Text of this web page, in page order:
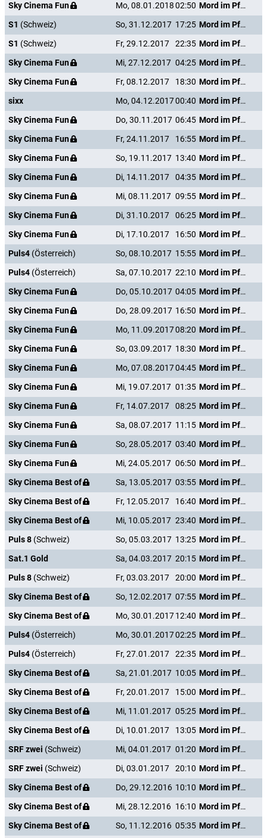
Sky Cinema Fun
Mo, 08.01.201802:50
Mord im Pfarrhaus
S1 (Schweiz) So, 31.12.2017 17:25
Mord im Pfarrhaus
S1 (Schweiz) Fr, 29.12.2017 22:35
Mord im Pfarrhaus
Sky Cinema Fun
Mi, 27.12.2017 04:25
Mord im Pfarrhaus
Sky Cinema Fun
Fr, 08.12.2017 18:30
Mord im Pfarrhaus
sixx
Mo, 04.12.201700:40
Mord im Pfarrhaus
Sky Cinema Fun
Do, 30.11.2017 06:45
Mord im Pfarrhaus
Sky Cinema Fun
Fr, 24.11.2017 16:55
Mord im Pfarrhaus
Sky Cinema Fun
So, 19.11.2017 13:40
Mord im Pfarrhaus
Sky Cinema Fun
Di, 14.11.2017 04:35
Mord im Pfarrhaus
Sky Cinema Fun
Mi, 08.11.2017 09:55
Mord im Pfarrhaus
Sky Cinema Fun
Di, 31.10.2017 06:25
Mord im Pfarrhaus
Sky Cinema Fun
Di, 17.10.2017 16:50
Mord im Pfarrhaus
Puls4 (Österreich) So, 08.10.2017 15:55
Mord im Pfarrhaus
Puls4 (Österreich) Sa, 07.10.2017 22:10
Mord im Pfarrhaus
Sky Cinema Fun
Do, 05.10.2017 04:05
Mord im Pfarrhaus
Sky Cinema Fun
Do, 28.09.2017 16:50
Mord im Pfarrhaus
Sky Cinema Fun
Mo, 11.09.201708:20
Mord im Pfarrhaus
Sky Cinema Fun
So, 03.09.2017 18:30
Mord im Pfarrhaus
Sky Cinema Fun
Mo, 07.08.201704:45
Mord im Pfarrhaus
Sky Cinema Fun
Mi, 19.07.2017 01:35
Mord im Pfarrhaus
Sky Cinema Fun
Fr, 14.07.2017 08:25
Mord im Pfarrhaus
Sky Cinema Fun
Sa, 08.07.2017 11:15
Mord im Pfarrhaus
Sky Cinema Fun
So, 28.05.2017 03:40
Mord im Pfarrhaus
Sky Cinema Fun
Mi, 24.05.2017 06:50
Mord im Pfarrhaus
Sky Cinema Best of
Sa, 13.05.2017 03:55
Mord im Pfarrhaus
Sky Cinema Best of
Fr, 12.05.2017 16:40
Mord im Pfarrhaus
Sky Cinema Best of
Mi, 10.05.2017 23:40
Mord im Pfarrhaus
Puls 8 (Schweiz) So, 05.03.2017 13:25
Mord im Pfarrhaus
Sat.1 Gold
Sa, 04.03.2017 20:15
Mord im Pfarrhaus
Puls 8 (Schweiz) Fr, 03.03.2017 20:00
Mord im Pfarrhaus
Sky Cinema Best of
So, 12.02.2017 07:55
Mord im Pfarrhaus
Sky Cinema Best of
Mo, 30.01.201712:40
Mord im Pfarrhaus
Puls4 (Österreich) Mo, 30.01.201702:25
Mord im Pfarrhaus
Puls4 (Österreich) Fr, 27.01.2017 22:35
Mord im Pfarrhaus
Sky Cinema Best of
Sa, 21.01.2017 10:05
Mord im Pfarrhaus
Sky Cinema Best of
Fr, 20.01.2017 15:00
Mord im Pfarrhaus
Sky Cinema Best of
Mi, 11.01.2017 05:25
Mord im Pfarrhaus
Sky Cinema Best of
Di, 10.01.2017 13:05
Mord im Pfarrhaus
SRF zwei (Schweiz) Mi, 04.01.2017 01:20
Mord im Pfarrhaus
SRF zwei (Schweiz) Di, 03.01.2017 20:10
Mord im Pfarrhaus
Sky Cinema Best of
Do, 29.12.2016 10:10
Mord im Pfarrhaus
Sky Cinema Best of
Mi, 28.12.2016 16:10
Mord im Pfarrhaus
Sky Cinema Best of
So, 11.12.2016 05:35
Mord im Pfarrhaus